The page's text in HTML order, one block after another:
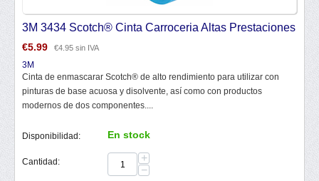
3M 3434 Scotch® Cinta Carroceria Altas Prestaciones
€5.99 €4.95 sin IVA
3M
Cinta de enmascarar Scotch® de alto rendimiento para utilizar con
pinturas de base acuosa y disolvente, así como con productos
modernos de dos componentes....
Disponibilidad: En stock
Cantidad:
+
−